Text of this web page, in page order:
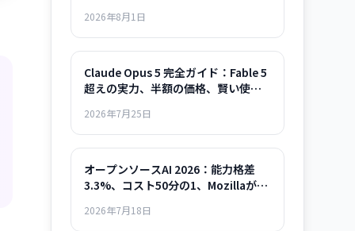
2026年8月1日
Claude Opus 5 完全ガイド：Fable 5
超えの実力、半額の価格、賢い使い
2026年7月25日
オープンソースAI 2026：能力格差
3.3%、コスト50分の1、Mozillaが示
2026年7月18日